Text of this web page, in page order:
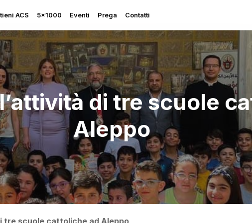
Rapporto sulla Libertà
Religiosa
Perseguitati più che mai
Ascolta le sue grida
Sostegno all’Ucraina
ACS 5×1000 Eventi Prega Contatti
di tre scuole
Aleppo
tre scuole cattoliche ad Aleppo